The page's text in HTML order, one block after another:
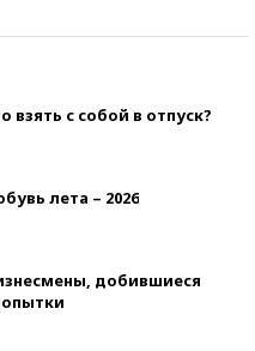
с собой в отпуск?
лета – 2026
добившиеся